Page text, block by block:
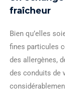
fraîcheur
Bien qu’elles
fines particules
des allergènes,
des conduits de